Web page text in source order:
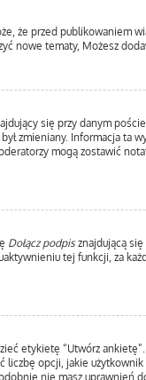
że przed publikowaniem
nowe tematy, Możesz
się przy danym
zmieniany. Informacja ta
mogą zostawić
Dołącz podpis znajdującą
tej funkcji, za
etykietę “Utwórz
opcji, jakie użytkownik
nie masz uprawnień